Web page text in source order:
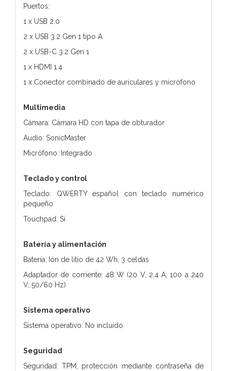
Puertos:
1 x USB 2.0
2 x USB 3.2 Gen 1 tipo A
2 x USB-C 3.2 Gen 1
1 x HDMI 1.4
1 x Conector combinado de auriculares y micrófono
Multimedia
Cámara: Cámara HD con tapa de obturador
Audio: SonicMaster
Micrófono: Integrado
Teclado y control
Teclado: QWERTY español con teclado numérico
pequeño
Touchpad: Sí
Batería y alimentación
Batería: Ión de litio de 42 Wh, 3 celdas
Adaptador de corriente: 48 W (20 V, 2.4 A, 100 a 240
V, 50/60 Hz)
Sistema operativo
Sistema operativo: No incluido
Seguridad
Seguridad: TPM, protección mediante contraseña de